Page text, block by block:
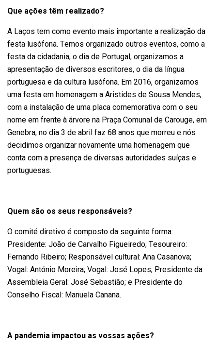
Que ações têm realizado?
A Laços tem como evento mais importante a realização da
festa lusófona. Temos organizado outros eventos, como a
festa da cidadania, o dia de Portugal, organizamos a
apresentação de diversos escritores, o dia da língua
portuguesa e da cultura lusófona. Em 2016, organizamos
uma festa em homenagem a Aristides de Sousa Mendes,
com a instalação de uma placa comemorativa com o seu
nome em frente à árvore na Praça Comunal de Carouge, em
Genebra; no dia 3 de abril faz 68 anos que morreu e nós
decidimos organizar novamente uma homenagem que
conta com a presença de diversas autoridades suíças e
portuguesas.
Quem são os seus responsáveis?
O comité diretivo é composto da seguinte forma:
Presidente: João de Carvalho Figueiredo; Tesoureiro:
Fernando Ribeiro; Responsável cultural: Ana Casanova;
Vogal: António Moreira; Vogal: José Lopes; Presidente da
Assembleia Geral: José Sebastião; e Presidente do
Conselho Fiscal: Manuela Canana.
A pandemia impactou as vossas ações?